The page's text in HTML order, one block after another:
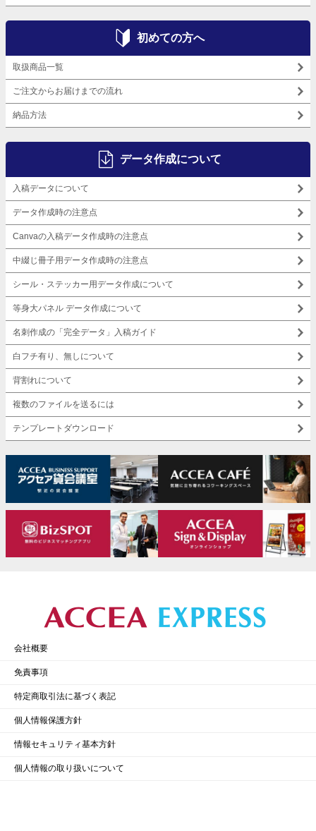
初めての方へ
取扱商品一覧
ご注文からお届けまでの流れ
納品方法
データ作成について
入稿データについて
データ作成時の注意点
Canvaの入稿データ作成時の注意点
中綴じ冊子用データ作成時の注意点
シール・ステッカー用データ作成について
等身大パネル データ作成について
名刺作成の「完全データ」入稿ガイド
白フチ有り、無しについて
背割れについて
複数のファイルを送るには
テンプレートダウンロード
会社概要
免責事項
特定商取引法に基づく表記
個人情報保護方針
情報セキュリティ基本方針
個人情報の取り扱いについて